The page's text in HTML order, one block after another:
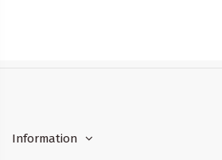
Information